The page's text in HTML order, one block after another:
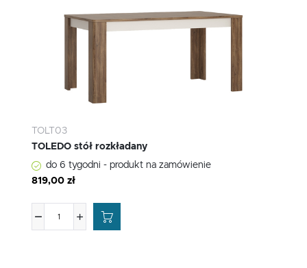
TOLT03
TOLEDO stół rozkładany
do 6 tygodni - produkt na zamówienie
819,00 zł